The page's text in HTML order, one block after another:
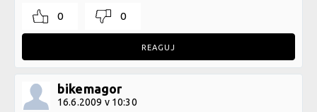
0 0
REAGUJ
bikemagor
16.6.2009 v 10:30